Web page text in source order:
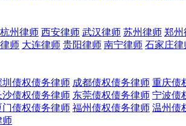
杭州律师 西安律师 武汉律师 苏州律师 郑州
师 大连律师 贵阳律师 南宁律师 石家庄律
圳债权债务律师 成都债权债务律师 重庆债
沙债权债务律师 东莞债权债务律师 宁波债
门债权债务律师 福州债权债务律师 温州债
师